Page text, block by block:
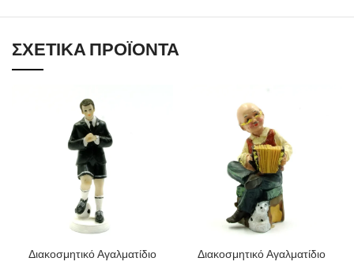
ΣΧΕΤΙΚΆ ΠΡΟΪΌΝΤΑ
Διακοσμητικό Αγαλματίδιο Διακοσμητικό Αγαλματίδιο